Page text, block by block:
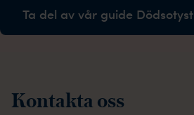
Ta del av vår guide Dödsotyst
Kontakta oss